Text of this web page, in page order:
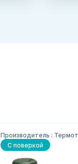
Производитель :
С поверкой